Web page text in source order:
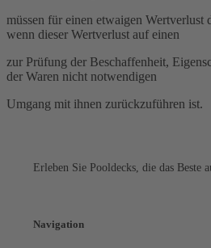
müssen für einen etwaigen Wertverlust
wenn dieser Wertverlust auf einen
zur Prüfung der Beschaffenheit,
der Waren nicht notwendigen
Umgang mit ihnen zurückzuführen ist.
Erleben Sie Pooldecks, die das Beste
Navigation